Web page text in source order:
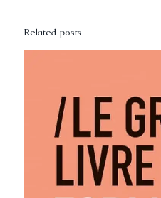
Related posts